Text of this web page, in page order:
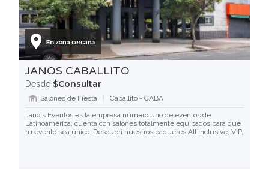
JANOS CABALLITO
Desde $Consultar
Salones de Fiesta
Caballito - CABA
Jano´s Eventos es la empresa número uno de eventos de
Latinoamérica, cuenta con salones totalmente equipados para que
tu evento sea único. Descubrí nuestros paquetes All inclusive, VIP,